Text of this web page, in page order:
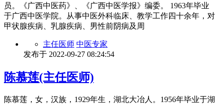
员。《广西中医药》、《广西中医学报》编委。 1963年毕业
于广西中医学院。从事中医外科临床、教学工作四十余年，对
甲状腺疾病、乳腺疾病、男性前阴病及周
主任医师 中医专家
发布于 2022-09-27 08:24:54
陈慕莲(主任医师)
陈慕莲，女，汉族，1929年生，湖北大冶人。1956年毕业于湖